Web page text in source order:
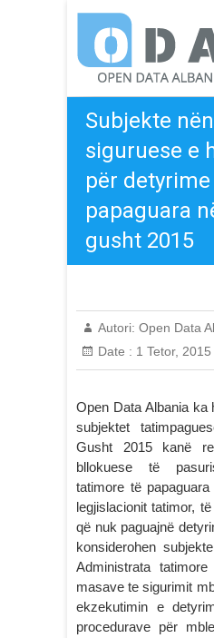
content
Open Data
Subjekte
siguruese e
për
papaguara
gusht 2015
Autori: Open Data
Date : 1 Tetor, 2015
Open Data Albania ka
subjektet
Gusht 2015 kanë
bllokuese të
tatimore të
legjislacionit tatimor,
që nuk paguajnë
konsiderohen
Administrata
masave te sigurimit
ekzekutimin e
procedurave për